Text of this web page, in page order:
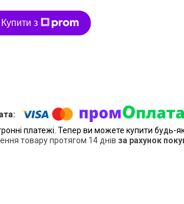
Купити з
платежі. Тепер ви можете купити будь-
товару протягом 14 днів за рахунок